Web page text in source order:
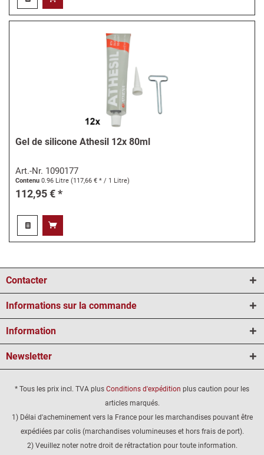
Gel de silicone Athesil 12x 80ml
Art.-Nr. 1090177
Contenu0.96 Litre(117,66 € * / 1 Litre)
112,95 € *
Contacter
Informations sur la commande
Information
Newsletter
* Tous les prix incl. TVA plus Conditions d'expédition plus caution pour les
articles marqués.
1) Délai d'acheminement vers la France pour les marchandises pouvant être
expédiées par colis (marchandises volumineuses et hors frais de port).
2) Veuillez noter notre droit de rétractation pour toute information.